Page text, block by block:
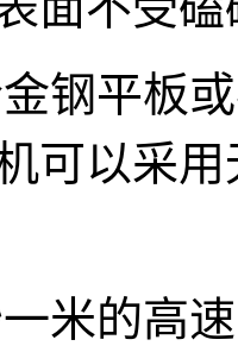
钢平板
可以采
米的高